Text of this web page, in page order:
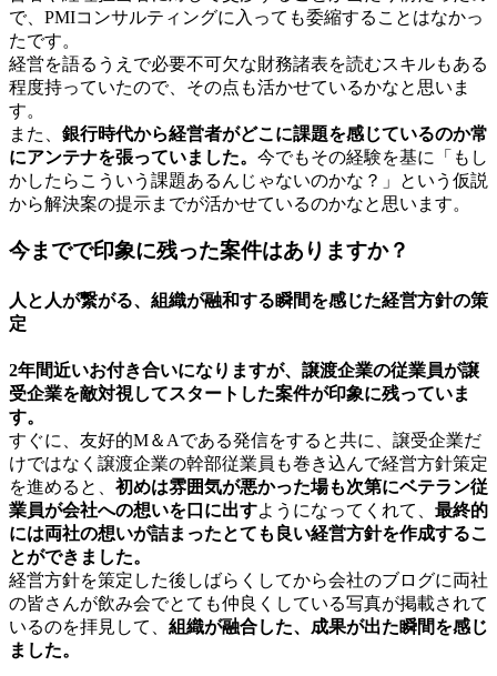
で、PMIコンサルティングに入っても委縮することはなかっ
たです。
経営を語るうえで必要不可欠な財務諸表を読むスキルもある
程度持っていたので、その点も活かせているかなと思いま
す。
また、 銀行時代から経営者がどこに課題を感じているのか常
にアンテナを張っていました。 今でもその経験を基に「もし
かしたらこういう課題あるんじゃないのかな？」という仮説
から解決案の提示までが活かせているのかなと思います。
今までで印象に残った案件はありますか？
人と人が繋がる、組織が融和する瞬間を感じた経営方針の策
定
2年間近いお付き合いになりますが、譲渡企業の従業員が譲
受企業を敵対視してスタートした案件が印象に残っていま
す。
すぐに、友好的M＆Aである発信をすると共に、譲受企業だ
けではなく譲渡企業の幹部従業員も巻き込んで経営方針策定
を進めると、 初めは雰囲気が悪かった場も次第にベテラン従
業員が会社への想いを口に出すようになってくれて、 最終的
には両社の想いが詰まったとても良い経営方針を作成するこ
とができました。
経営方針を策定した後しばらくしてから会社のブログに両社
の皆さんが飲み会でとても仲良くしている写真が掲載されて
いるのを拝見して、 組織が融合した、成果が出た瞬間を感じ
ました。